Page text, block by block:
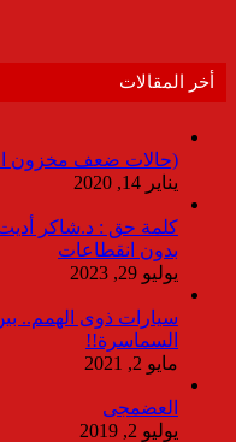
أخر المقالات
(حالات ضعف مخزون
يناير 14, 2020
بدون انقطاعات
يوليو 29, 2023
سيارات ذوى الهمم..
السماسرة!!
مايو 2, 2021
العضمجى
يوليو 2, 2019